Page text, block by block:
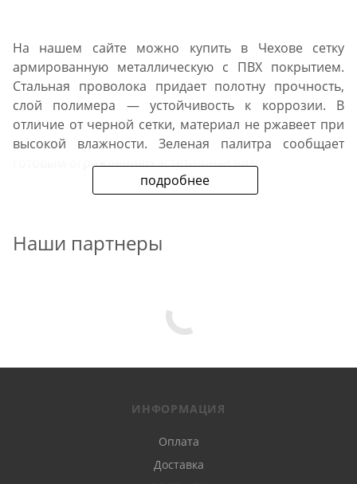
подробнее
На нашем сайте можно купить в Чехове сетку
армированную металлическую с ПВХ покрытием.
Стальная проволока придает полотну прочность,
слой полимера — устойчивость к коррозии. В
отличие от черной сетки, материал не ржавеет при
высокой влажности. Зеленая палитра сообщает
готовым ограждениям эстетичный вид.
Сетка сварная с ПВХ покрытием — практичный и
вольеров для птицы и животных. Ее преимущества:
способность пропускать свет, солнечные лучи,
Наши партнеры
ИНФОРМАЦИЯ
Оплата
Доставка